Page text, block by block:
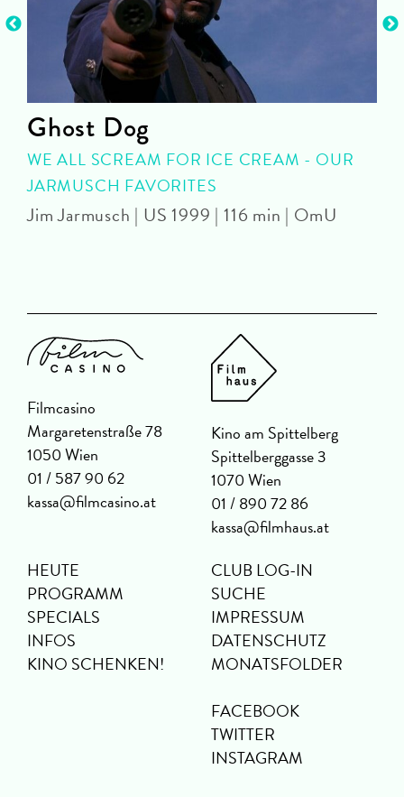
Ghost Dog
WE ALL SCREAM FOR ICE CREAM - OUR
JARMUSCH FAVORITES
Jim Jarmusch | US 1999 | 116 min | OmU
Filmcasino
Margaretenstraße 78
1050 Wien
01 / 587 90 62
kassa@filmcasino.at
Kino am Spittelberg
Spittelberggasse 3
1070 Wien
01 / 890 72 86
kassa@filmhaus.at
HEUTE
PROGRAMM
SPECIALS
INFOS
KINO SCHENKEN!
CLUB LOG-IN
SUCHE
IMPRESSUM
DATENSCHUTZ
MONATSFOLDER
FACEBOOK
TWITTER
INSTAGRAM